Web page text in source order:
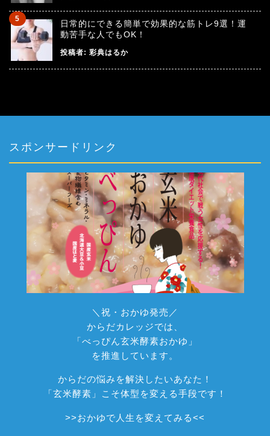
日常的にできる簡単で効果的な筋トレ9選！運
動苦手な人でもOK！
投稿者: 彩典はるか
スポンサードリンク
＼祝・おかゆ発売／
からだカレッジでは、
「べっぴん玄米酵素おかゆ」
を推進しています。
からだの悩みを解決したいあなた！
「玄米酵素」こそ体型を変える手段です！
>>おかゆで人生を変えてみる<<